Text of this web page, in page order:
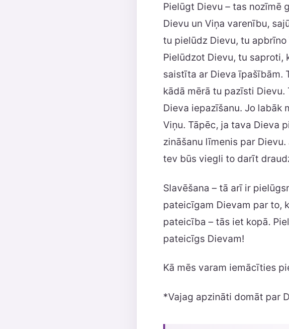
Pielūgt Dievu – tas nozīmē
Dievu un Viņa varenību,
tu pielūdz Dievu, tu
Pielūdzot Dievu, tu saproti,
saistīta ar Dieva īpašībām.
kādā mērā tu pazīsti
Dieva iepazīšanu. Jo labāk
Viņu. Tāpēc, ja tava Dieva
zināšanu līmenis par
tev būs viegli to darīt
Slavēšana – tā arī ir
pateicīgam Dievam par to,
pateicība – tās iet kopā.
pateicīgs Dievam!
Kā mēs varam iemācīties
*Vajag apzināti domāt par